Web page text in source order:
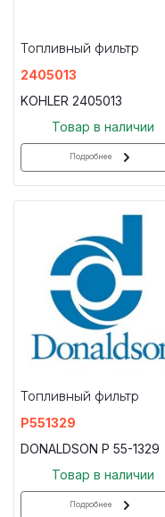
Топливный фильтр
2405013
KOHLER 2405013
Товар в наличии
Подробнее
Топливный фильтр
P551329
DONALDSON P 55-1329
Товар в наличии
Подробнее